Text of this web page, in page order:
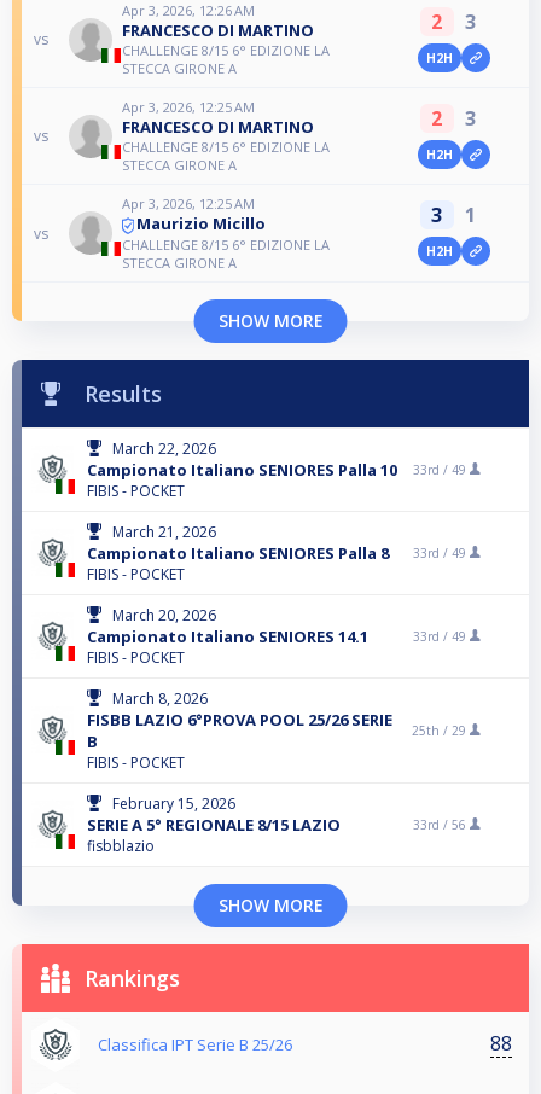
vs
Apr 3, 2026, 12:26 AM
FRANCESCO DI MARTINO
CHALLENGE 8/15 6° EDIZIONE LA
STECCA GIRONE A
2 3
H2H
vs
Apr 3, 2026, 12:25 AM
FRANCESCO DI MARTINO
CHALLENGE 8/15 6° EDIZIONE LA
STECCA GIRONE A
2 3
H2H
vs
Apr 3, 2026, 12:25 AM
Maurizio Micillo
CHALLENGE 8/15 6° EDIZIONE LA
STECCA GIRONE A
3 1
H2H
SHOW MORE
Results
March 22, 2026
Campionato Italiano SENIORES Palla 10
FIBIS - POCKET
33rd / 49
March 21, 2026
Campionato Italiano SENIORES Palla 8
FIBIS - POCKET
33rd / 49
March 20, 2026
Campionato Italiano SENIORES 14.1
FIBIS - POCKET
33rd / 49
March 8, 2026
FISBB LAZIO 6°PROVA POOL 25/26 SERIE
B
FIBIS - POCKET
25th / 29
February 15, 2026
SERIE A 5° REGIONALE 8/15 LAZIO
fisbblazio
33rd / 56
SHOW MORE
Rankings
Classifica IPT Serie B 25/26 88